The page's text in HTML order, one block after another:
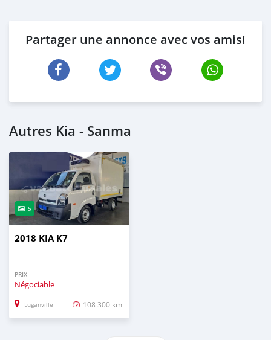
Partager une annonce avec vos amis!
Autres Kia - Sanma
5
2018 KIA K7
PRIX
Négociable
Luganville 108 300 km